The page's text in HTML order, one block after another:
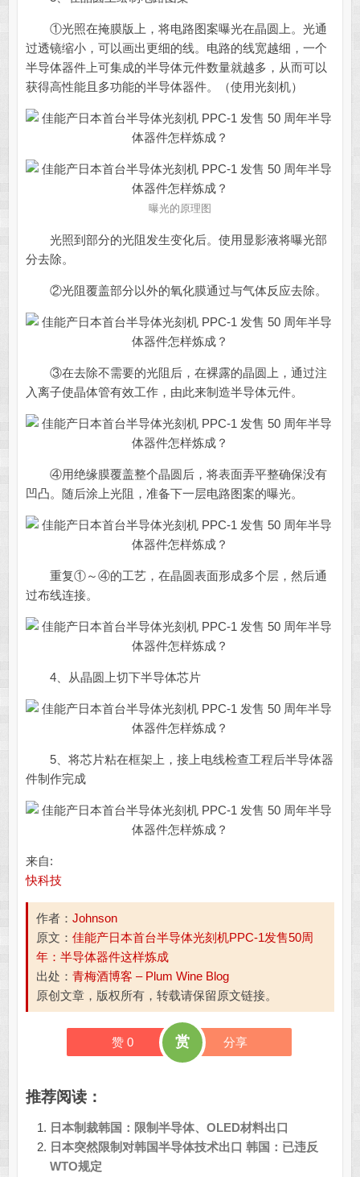
①光照在掩膜版上，将电路图案曝光在晶圆上。光通
过透镜缩小，可以画出更细的线。电路的线宽越细，一个
半导体器件上可集成的半导体元件数量就越多，从而可以
获得高性能且多功能的半导体器件。（使用光刻机）
曝光的原理图
光照到部分的光阻发生变化后。使用显影液将曝光部
分去除。
②光阻覆盖部分以外的氧化膜通过与气体反应去除。
③在去除不需要的光阻后，在裸露的晶圆上，通过注
入离子使晶体管有效工作，由此来制造半导体元件。
④用绝缘膜覆盖整个晶圆后，将表面弄平整确保没有
凹凸。随后涂上光阻，准备下一层电路图案的曝光。
重复①～④的工艺，在晶圆表面形成多个层，然后通
过布线连接。
4、从晶圆上切下半导体芯片
5、将芯片粘在框架上，接上电线检查工程后半导体器
件制作完成
来自:
快科技
作者： Johnson
原文： 佳能产日本首台半导体光刻机PPC-1发售50周
年：半导体器件这样炼成
出处： 青梅酒博客 – Plum Wine Blog
原创文章，版权所有，转载请保留原文链接。
赞 0 赏 分享
推荐阅读：
日本制裁韩国：限制半导体、OLED材料出口
日本突然限制对韩国半导体技术出口 韩国：已违反
WTO规定